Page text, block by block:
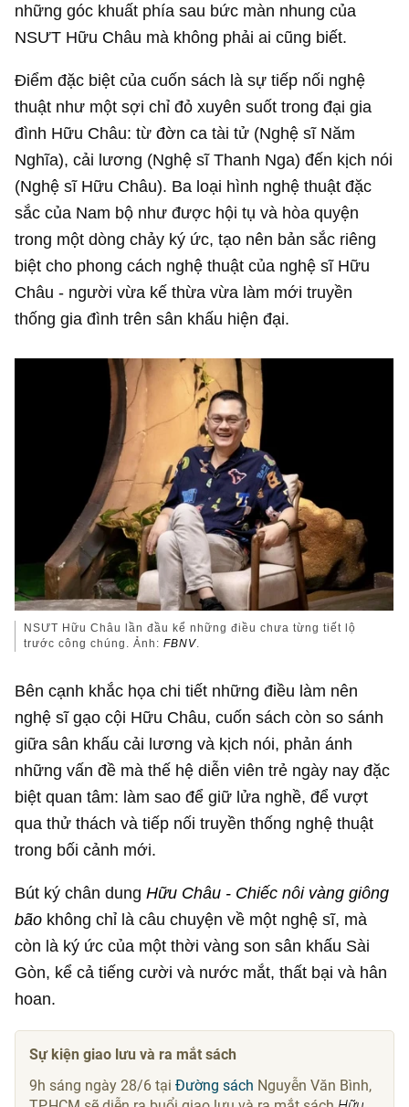
những góc khuất phía sau bức màn nhung của
NSƯT Hữu Châu mà không phải ai cũng biết.
Điểm đặc biệt của cuốn sách là sự tiếp nối nghệ
thuật như một sợi chỉ đỏ xuyên suốt trong đại gia
đình Hữu Châu: từ đờn ca tài tử (Nghệ sĩ Năm
Nghĩa), cải lương (Nghệ sĩ Thanh Nga) đến kịch nói
(Nghệ sĩ Hữu Châu). Ba loại hình nghệ thuật đặc
sắc của Nam bộ như được hội tụ và hòa quyện
trong một dòng chảy ký ức, tạo nên bản sắc riêng
biệt cho phong cách nghệ thuật của nghệ sĩ Hữu
Châu - người vừa kế thừa vừa làm mới truyền
thống gia đình trên sân khấu hiện đại.
NSƯT Hữu Châu lần đầu kể những điều chưa từng tiết lộ
trước công chúng. Ảnh:FBNV
Bên cạnh khắc họa chi tiết những điều làm nên
nghệ sĩ gạo cội Hữu Châu, cuốn sách còn so sánh
giữa sân khấu cải lương và kịch nói, phản ánh
những vấn đề mà thế hệ diễn viên trẻ ngày nay đặc
biệt quan tâm: làm sao để giữ lửa nghề, để vượt
qua thử thách và tiếp nối truyền thống nghệ thuật
trong bối cảnh mới.
Bút ký chân dungHữu Châu - Chiếc nôi vàng giông
bão không chỉ là câu chuyện về một nghệ sĩ, mà
còn là ký ức của một thời vàng son sân khấu Sài
Gòn, kể cả tiếng cười và nước mắt, thất bại và hân
hoan.
Sự kiện giao lưu và ra mắt sách
9h sáng ngày 28/6 tạiĐường sách Nguyễn Văn Bình,